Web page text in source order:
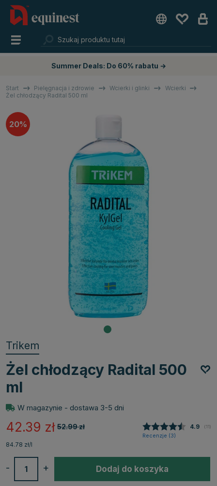
Summer Deals: Do 60% rabatu →
Start Pielęgnacja i zdrowie Wcierki i glinki
Wcierki
Żel chłodzący Radital 500 ml
20
Trikem
Żel chłodzący Radital 500
ml
W magazynie - dostawa 3-5 dni
52.99zł
42.39 zł Średnia
4.9 (11)
Recenzje (3)
84.78 zł/l
+
- Dodaj do koszyka